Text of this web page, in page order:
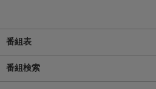
番組表
番組検索